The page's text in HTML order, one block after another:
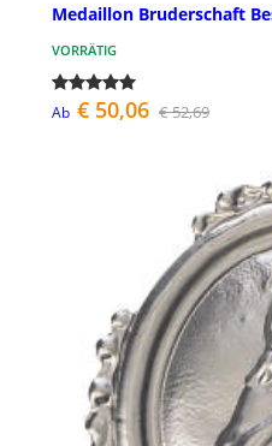
Medaillon Bruderschaft
VORRÄTIG
Ab € 50,06 € 52,69